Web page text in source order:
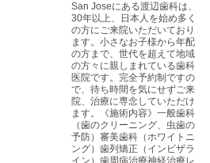
San Joseにある渡辺歯科は、
30年以上、日本人を始め多く
の方にご来院いただいており
ます。小さなお子様から年配
の方まで、世代を超えて地域
の方々に親しまれている歯科
医院です。完全予約制ですの
で、待ち時間を気にせずご来
院、治療に専念していただけ
ます。《施術内容》一般歯科
（歯のクリーニング、虫歯の
予防）審美歯科（ホワイトニ
ング）歯列矯正（インビザラ
イン）歯周病治療神経治療レ